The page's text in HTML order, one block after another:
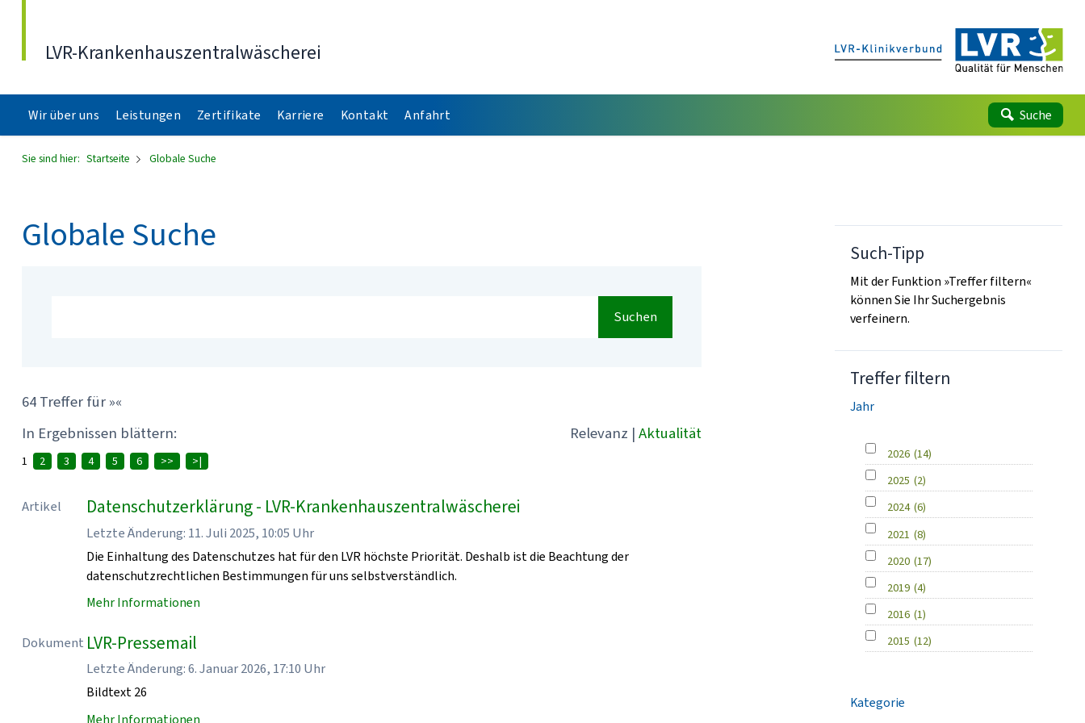
LVR-Krankenhauszentralwäscherei
Wir über uns Leistungen Zertifikate Karriere Kontakt Anfahrt Suche
Sie sind hier: Startseite Globale Suche
Globale Suche
Suchen
64 Treffer für »«
In Ergebnissen blättern:
Relevanz | Aktualität
1 2 3 4 5 6 >> >|
Artikel Datenschutzerklärung - LVR-Krankenhauszentralwäscherei
Letzte Änderung: 11. Juli 2025, 10:05 Uhr
Die Einhaltung des Datenschutzes hat für den LVR höchste Priorität. Deshalb ist die Beachtung der
datenschutzrechtlichen Bestimmungen für uns selbstverständlich.
Mehr Informationen
Dokument LVR-Pressemail
Letzte Änderung: 6. Januar 2026, 17:10 Uhr
Bildtext 26
Mehr Informationen
Such-Tipp
Mit der Funktion »Treffer filtern«
können Sie Ihr Suchergebnis
verfeinern.
Treffer filtern
Jahr
2026 (14)
2025 (2)
2024 (6)
2021 (8)
2020 (17)
2019 (4)
2016 (1)
2015 (12)
Kategorie